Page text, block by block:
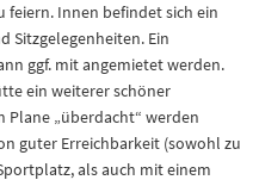
Innen befindet sich ein
Sitzgelegenheiten. Ein
ggf. mit angemietet werden.
ein weiterer schöner
„überdacht“ werden
guter Erreichbarkeit (sowohl zu
als auch mit einem